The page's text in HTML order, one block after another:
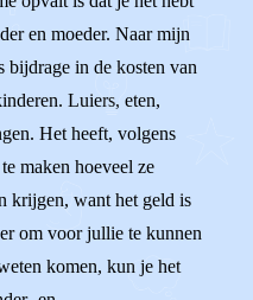
en moeder. Naar mijn
bijdrage in de kosten van
Luiers, eten,
Het heeft, volgens
maken hoeveel ze
krijgen, want het geld is
om voor jullie te kunnen
komen, kun je het